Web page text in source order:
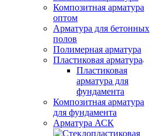
Композитная арматура
оптом
Арматура для бетонных
полов
Полимерная арматура
Пластиковая арматура
Пластиковая
арматура для
фундамента
Композитная арматура
для фундамента
Арматура АСК